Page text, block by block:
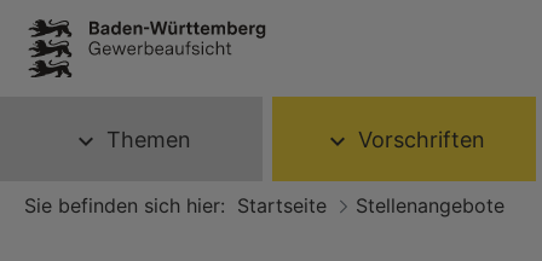
expand_more Themen expand_more Vorschriften
Sie befinden sich hier: Startseite Stellenangebote